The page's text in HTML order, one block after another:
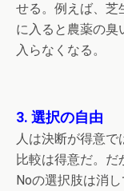
せる。例えば、芝
に入ると農薬の臭
入らなくなる。
3. 選択の自由
人は決断が得意
比較は得意だ。だ
Noの選択肢は消